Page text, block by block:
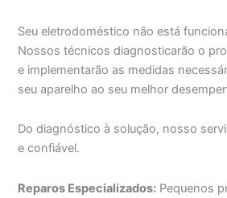
Seu eletrodoméstico não está
Nossos técnicos diagnosticarão o
e implementarão as medidas
seu aparelho ao seu melhor
Do diagnóstico à solução, nosso
e confiável.
Reparos Especializados: Pequenos